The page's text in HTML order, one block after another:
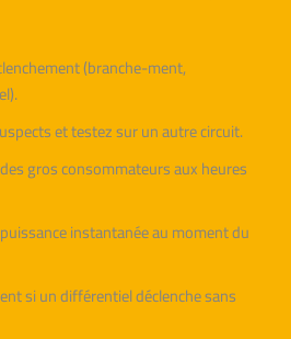
(branche-ment,
et testez sur un autre circuit.
gros consommateurs aux heures
instantanée au moment du
si un différentiel déclenche sans